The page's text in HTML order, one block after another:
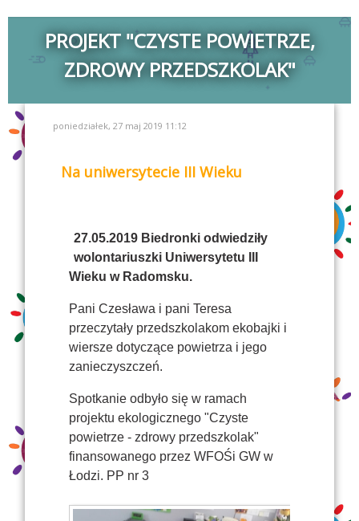
PROJEKT "CZYSTE POWIETRZE,
ZDROWY PRZEDSZKOLAK"
poniedziałek, 27 maj 2019 11:12
Na uniwersytecie III Wieku
27.05.2019 Biedronki odwiedziły
wolontariuszki Uniwersytetu III
Wieku w Radomsku.
Pani Czesława i pani Teresa
przeczytały przedszkolakom ekobajki i
wiersze dotyczące powietrza i jego
zanieczyszczeń.
Spotkanie odbyło się w ramach
projektu ekologicznego "Czyste
powietrze - zdrowy przedszkolak"
finansowanego przez WFOŚi GW w
Łodzi. PP nr 3